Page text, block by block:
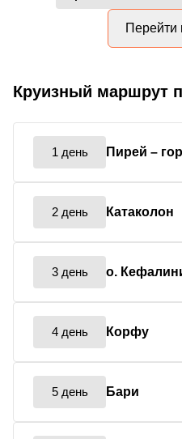
Перейти
Круизный маршрут
1 день Пирей –
2 день Катаколон
3 день о.
4 день Корфу
5 день Бари